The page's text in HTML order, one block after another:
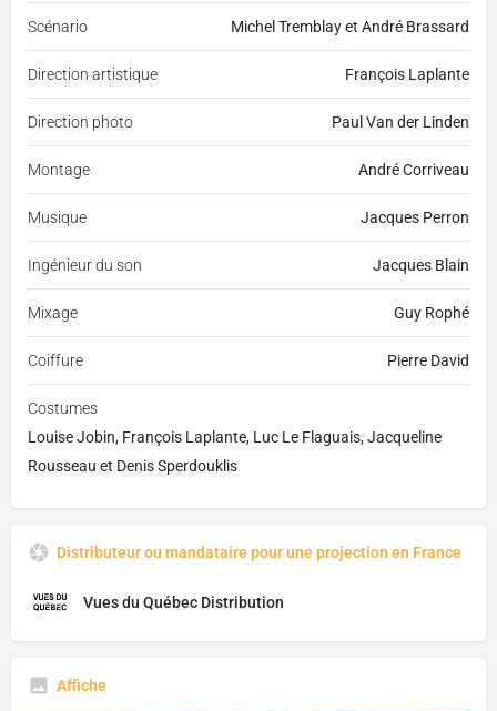
Scénario Michel Tremblay et André Brassard
Direction artistique François Laplante
Direction photo Paul Van der Linden
Montage André Corriveau
Musique Jacques Perron
Ingénieur du son Jacques Blain
Mixage Guy Rophé
Coiffure Pierre David
Costumes
Louise Jobin, François Laplante, Luc Le Flaguais, Jacqueline
Rousseau et Denis Sperdouklis
Distributeur ou mandataire pour une projection en France
Vues du Québec Distribution
Affiche